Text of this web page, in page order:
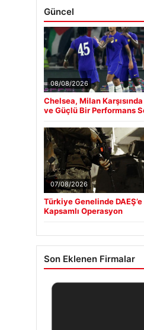
Güncel
08/08/2026
Chelsea, Milan Karşısında
ve Güçlü Bir Performans
07/08/2026
Türkiye Genelinde DAEŞ’e
Kapsamlı Operasyon
Son Eklenen Firmalar